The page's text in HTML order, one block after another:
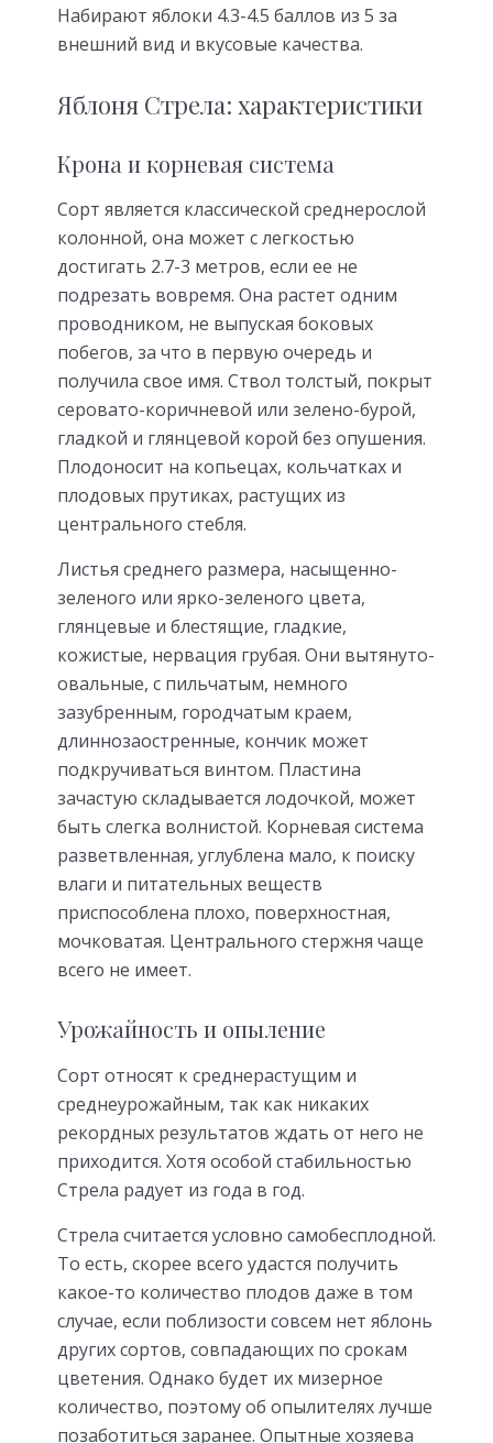
Набирают яблоки 4.3-4.5 баллов из 5 за
внешний вид и вкусовые качества.
Яблоня Стрела: характеристики
Крона и корневая система
Сорт является классической среднерослой
колонной, она может с легкостью
достигать 2.7-3 метров, если ее не
подрезать вовремя. Она растет одним
проводником, не выпуская боковых
побегов, за что в первую очередь и
получила свое имя. Ствол толстый, покрыт
серовато-коричневой или зелено-бурой,
гладкой и глянцевой корой без опушения.
Плодоносит на копьецах, кольчатках и
плодовых прутиках, растущих из
центрального стебля.
Листья среднего размера, насыщенно-
зеленого или ярко-зеленого цвета,
глянцевые и блестящие, гладкие,
кожистые, нервация грубая. Они вытянуто-
овальные, с пильчатым, немного
зазубренным, городчатым краем,
длиннозаостренные, кончик может
подкручиваться винтом. Пластина
зачастую складывается лодочкой, может
быть слегка волнистой. Корневая система
разветвленная, углублена мало, к поиску
влаги и питательных веществ
приспособлена плохо, поверхностная,
мочковатая. Центрального стержня чаще
всего не имеет.
Урожайность и опыление
Сорт относят к среднерастущим и
среднеурожайным, так как никаких
рекордных результатов ждать от него не
приходится. Хотя особой стабильностью
Стрела радует из года в год.
Стрела считается условно самобесплодной.
То есть, скорее всего удастся получить
какое-то количество плодов даже в том
случае, если поблизости совсем нет яблонь
других сортов, совпадающих по срокам
цветения. Однако будет их мизерное
количество, поэтому об опылителях лучше
позаботиться заранее. Опытные хозяева